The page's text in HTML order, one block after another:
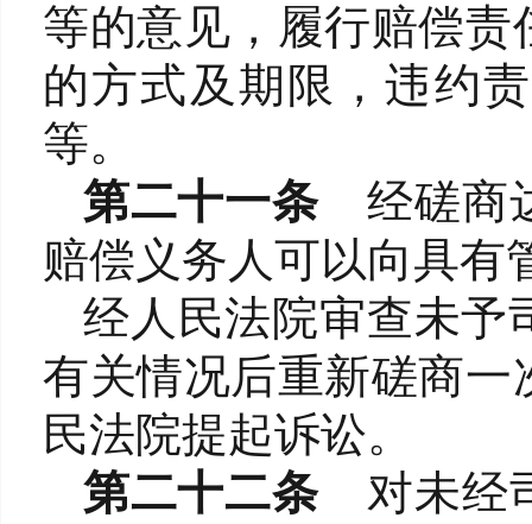
等的意见，履行赔偿
的方式及期限，违约
等。
第二十一条
经磋商
赔偿义务人可以向具有
经人民法院审查未予
有关情况后重新磋商
民法院提起诉讼。
第二十二条
对未经